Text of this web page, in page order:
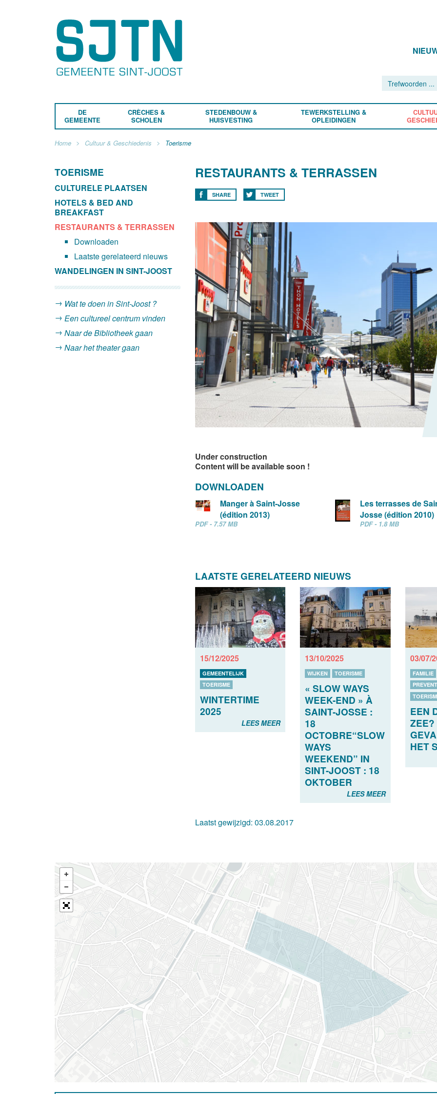
DE
GEMEENTE
CRÈCHES &
SCHOLEN
STEDENBOUW &
HUISVESTING
TEWERKSTELLING &
OPLEIDINGEN
Home Cultuur & Geschiedenis Toerisme
TOERISME
CULTURELE PLAATSEN
HOTELS & BED AND
BREAKFAST
RESTAURANTS & TERRASSEN
Downloaden
Laatste gerelateerd nieuws
WANDELINGEN IN SINT-JOOST
Wat te doen in Sint-Joost ?
Een cultureel centrum vinden
Naar de Bibliotheek gaan
Naar het theater gaan
RESTAURANTS & TERRASSEN
SHARE TWEET
Under construction
Content will be available soon !
DOWNLOADEN
Manger à Saint-Josse
(édition 2013)
PDF - 7.57 MB
Les terrasses de
Josse (édition 2010)
PDF - 1.8 MB
LAATSTE GERELATEERD NIEUWS
15/12/2025
GEMEENTELIJK
TOERISME
WINTERTIME
2025
LEES MEER
13/10/2025
WIJKEN TOERISME
« SLOW WAYS
WEEK-END » À
SAINT-JOSSE :
18
OCTOBRE“SLOW
WAYS
WEEKEND” IN
SINT-JOOST : 18
OKTOBER
LEES MEER
03/07/
FAMILIE
EEN
ZEE?
HET
Laatst gewijzigd: 03.08.2017